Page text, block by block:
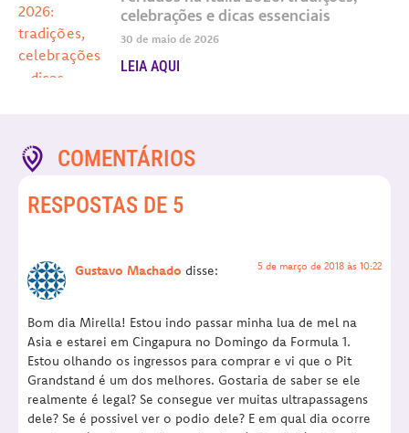
celebrações e dicas essenciais
30 de maio de 2026
LEIA AQUI
COMENTÁRIOS
RESPOSTAS DE 5
Gustavo Machado disse: 5 de março de 2018 às 10:22
Bom dia Mirella! Estou indo passar minha lua de mel na
Asia e estarei em Cingapura no Domingo da Formula 1.
Estou olhando os ingressos para comprar e vi que o Pit
Grandstand é um dos melhores. Gostaria de saber se ele
realmente é legal? Se consegue ver muitas ultrapassagens
dele? Se é possivel ver o podio dele? E em qual dia ocorre